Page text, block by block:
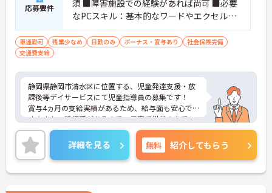
応募要件
須 ■障害施設での経験があれば尚可 ■必要
なPCスキル：基本的なワードやエクセルの
入力と編集
車通勤可 残業少なめ 日勤のみ ボーナス・賞与あり
社会保険完備
交通費支給
静岡県静岡市清水区に位置する、児童発達支援・放
課後等デイサービスにて児童指導員の募集です！
賞与4ヵ月の支給実績があるため、給与面も安心で
す☆また、託児所があるので、子育て世代の方でも
安心して勤務することができます♪
さらに、マイカー通勤可能なので、通勤らくらくで
す◎ご興味のある方には、面接対策ポイントなど、
さらに詳細をお話しいたしますのでお気軽にご相談
ください！
詳細を見る 無料 紹介してもらう